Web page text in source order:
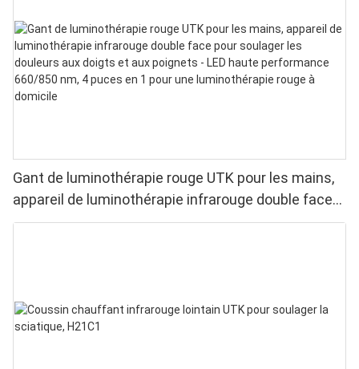
Gant de luminothérapie rouge UTK pour les mains,
appareil de luminothérapie infrarouge double face
pour soulager les douleurs aux doigts et aux